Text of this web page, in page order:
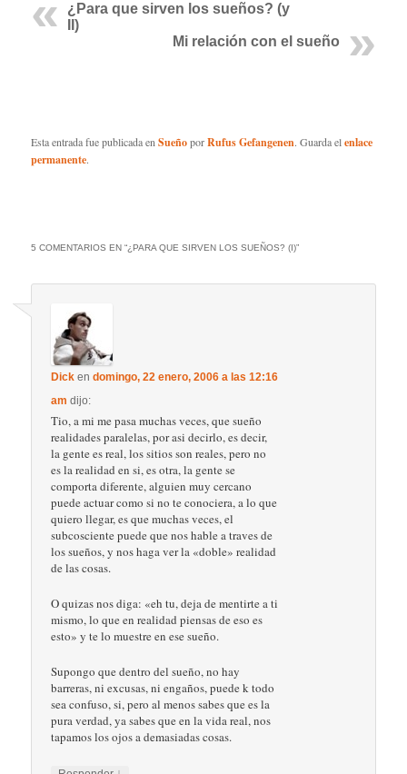
¿Para que sirven los sueños? (y
II)
Mi relación con el sueño
Esta entrada fue publicada enSueñoporRufus Gefangenen. Guarda elenlace
permanente.
5 COMENTARIOS EN “¿PARA QUE SIRVEN LOS SUEÑOS? (I)”
Dick endomingo, 22 enero, 2006 a las 12:16
am dijo:
Tio, a mi me pasa muchas veces, que sueño
realidades paralelas, por asi decirlo, es decir,
la gente es real, los sitios son reales, pero no
es la realidad en si, es otra, la gente se
comporta diferente, alguien muy cercano
puede actuar como si no te conociera, a lo que
quiero llegar, es que muchas veces, el
subcosciente puede que nos hable a traves de
los sueños, y nos haga ver la «doble» realidad
de las cosas.
O quizas nos diga: «eh tu, deja de mentirte a ti
mismo, lo que en realidad piensas de eso es
esto» y te lo muestre en ese sueño.
Supongo que dentro del sueño, no hay
barreras, ni excusas, ni engaños, puede k todo
sea confuso, si, pero al menos sabes que es la
pura verdad, ya sabes que en la vida real, nos
tapamos los ojos a demasiadas cosas.